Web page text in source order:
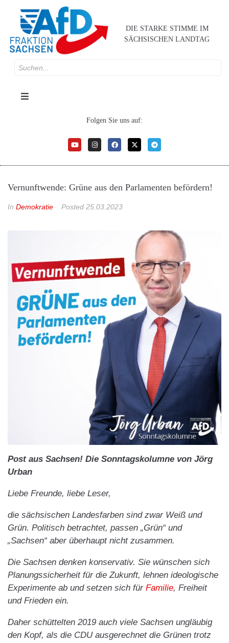
DIE STARKE STIMME IM
SÄCHSISCHEN LANDTAG
Folgen Sie uns auf:
Vernunftwende: Grüne aus den Parlamenten befördern!
In Demokratie Posted 25.03.2023
Post aus Sachsen! Die Sonntagskolumne von Jörg
Urban
Liebe Freunde, liebe Leser,
die sächsischen Landesfarben sind zwar Weiß und
Grün. Politisch betrachtet, passen „Grün“ und
„Sachsen“ aber überhaupt nicht zusammen.
Die Sachsen denken konservativ. Sie wünschen sich
Planungssicherheit für die Zukunft, lehnen ideologische
Experimente ab und setzen sich für Familie, Freiheit
und Frieden ein.
Daher schüttelten 2019 auch viele Sachsen ungläubig
den Kopf, als die CDU ausgerechnet die Grünen trotz